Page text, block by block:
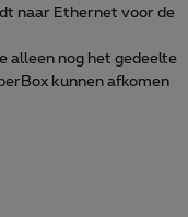
naar Ethernet voor de
alleen nog het gedeelte
kunnen afkomen